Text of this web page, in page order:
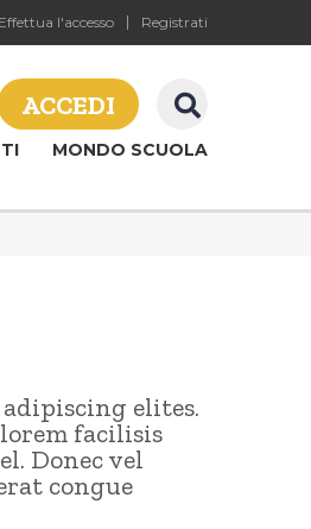
Effettua l'accesso Registrati
ACCEDI
MONDO SCUOLA
elites.
facilisis
Donec vel
congue